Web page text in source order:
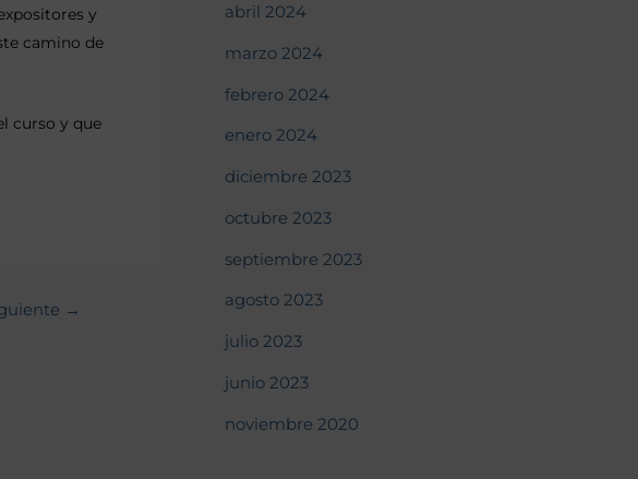
y
camino de
curso y que
→
abril 2024
marzo 2024
febrero 2024
enero 2024
diciembre 2023
octubre 2023
septiembre 2023
agosto 2023
julio 2023
junio 2023
noviembre 2020